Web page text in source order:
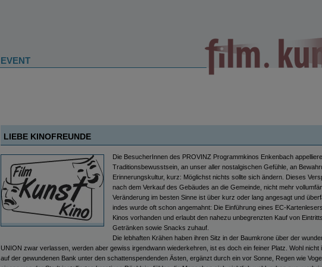
EVENT
LIEBE KINOFREUNDE
Die BesucherInnen des PROVINZ Programmkinos Enkenbach
Traditionsbewusstsein, an unser aller nostalgischen Gefühle, an
Erinnerungskultur, kurz: Möglichst nichts sollte sich ändern. Dieses
nach dem Verkauf des Gebäudes an die Gemeinde, nicht mehr
Veränderung im besten Sinne ist über kurz oder lang angesagt und
indes wurde oft schon angemahnt: Die Einführung eines EC-
Kinos vorhanden und erlaubt den nahezu unbegrenzten Kauf von
Getränken sowie Snacks zuhauf.
Die lebhaften Krähen haben ihren Sitz in der Baumkrone über der
UNION zwar verlassen, werden aber gewiss irgendwann wiederkehren, ist es doch ein feiner Platz. Wohl nicht
auf der gewundenen Bank unter den schattenspendenden Ästen, ergänzt durch ein vor Sonne, Regen wie